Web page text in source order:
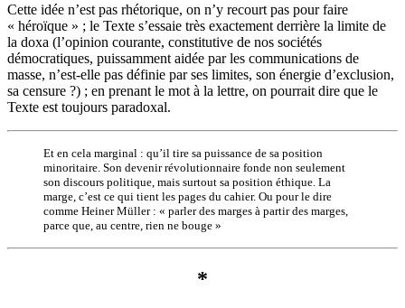
Cette idée n’est pas rhétorique, on n’y recourt pas pour faire
« héroïque » ; le Texte s’essaie très exactement derrière la limite de
la doxa (l’opinion courante, constitutive de nos sociétés
démocratiques, puissamment aidée par les communications de
masse, n’est-elle pas définie par ses limites, son énergie d’exclusion,
sa censure ?) ; en prenant le mot à la lettre, on pourrait dire que le
Texte est toujours paradoxal.
Et en cela marginal : qu’il tire sa puissance de sa position
minoritaire. Son devenir révolutionnaire fonde non seulement
son discours politique, mais surtout sa position éthique. La
marge, c’est ce qui tient les pages du cahier. Ou pour le dire
comme Heiner Müller : « parler des marges à partir des marges,
parce que, au centre, rien ne bouge »
*